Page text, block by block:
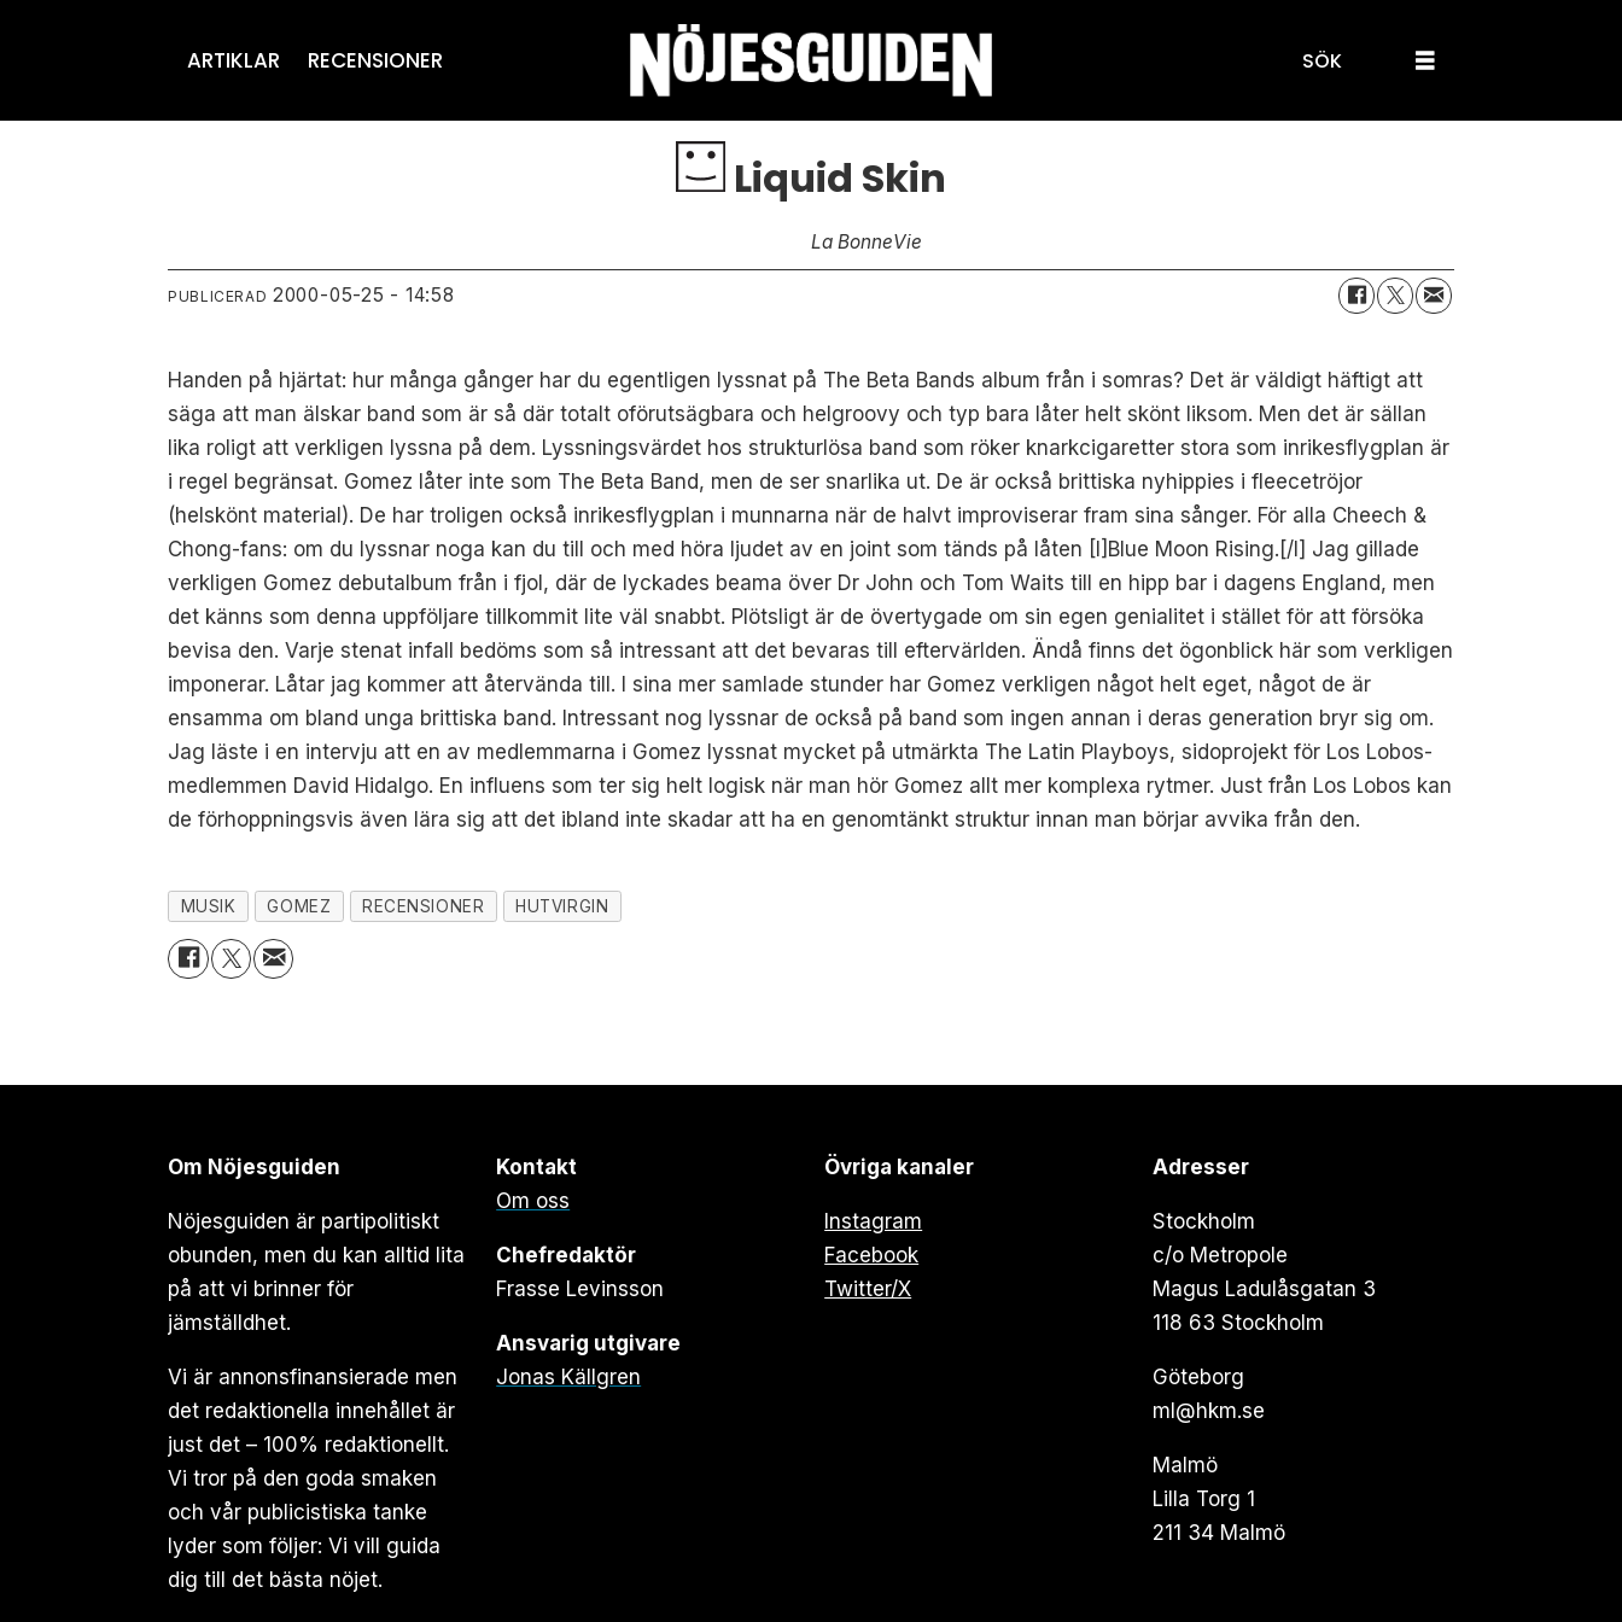
ARTIKLAR RECENSIONER SÖK
Liquid Skin
La BonneVie
PUBLICERAD 2000-05-25 - 14:58
Handen på hjärtat: hur många gånger har du egentligen lyssnat på The Beta Bands album från i somras? Det är väldigt häftigt att
säga att man älskar band som är så där totalt oförutsägbara och helgroovy och typ bara låter helt skönt liksom. Men det är sällan
lika roligt att verkligen lyssna på dem. Lyssningsvärdet hos strukturlösa band som röker knarkcigaretter stora som inrikesflygplan är
i regel begränsat. Gomez låter inte som The Beta Band, men de ser snarlika ut. De är också brittiska nyhippies i fleecetröjor
(helskönt material). De har troligen också inrikesflygplan i munnarna när de halvt improviserar fram sina sånger. För alla Cheech &
Chong-fans: om du lyssnar noga kan du till och med höra ljudet av en joint som tänds på låten [I]Blue Moon Rising.[/I] Jag gillade
verkligen Gomez debutalbum från i fjol, där de lyckades beama över Dr John och Tom Waits till en hipp bar i dagens England, men
det känns som denna uppföljare tillkommit lite väl snabbt. Plötsligt är de övertygade om sin egen genialitet i stället för att försöka
bevisa den. Varje stenat infall bedöms som så intressant att det bevaras till eftervärlden. Ändå finns det ögonblick här som verkligen
imponerar. Låtar jag kommer att återvända till. I sina mer samlade stunder har Gomez verkligen något helt eget, något de är
ensamma om bland unga brittiska band. Intressant nog lyssnar de också på band som ingen annan i deras generation bryr sig om.
Jag läste i en intervju att en av medlemmarna i Gomez lyssnat mycket på utmärkta The Latin Playboys, sidoprojekt för Los Lobos-
medlemmen David Hidalgo. En influens som ter sig helt logisk när man hör Gomez allt mer komplexa rytmer. Just från Los Lobos kan
de förhoppningsvis även lära sig att det ibland inte skadar att ha en genomtänkt struktur innan man börjar avvika från den.
MUSIK GOMEZ RECENSIONER HUTVIRGIN
Om Nöjesguiden
Nöjesguiden är partipolitiskt
obunden, men du kan alltid lita
på att vi brinner för
jämställdhet.
Vi är annonsfinansierade men
det redaktionella innehållet är
just det – 100% redaktionellt.
Vi tror på den goda smaken
och vår publicistiska tanke
lyder som följer: Vi vill guida
dig till det bästa nöjet.
Kontakt
Om oss
Chefredaktör
Frasse Levinsson
Ansvarig utgivare
Jonas Källgren
Övriga kanaler
Instagram
Facebook
Twitter/X
Adresser
Stockholm
c/o Metropole
Magus Ladulåsgatan 3
118 63 Stockholm
Göteborg
ml@hkm.se
Malmö
Lilla Torg 1
211 34 Malmö